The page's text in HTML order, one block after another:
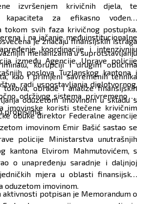
izvršenjem krivičnih djela, te
kapaciteta za efikasno vođenje
tokom svih faza krivičnog postupka.
je značaju finansijskih istraga
mehanizama u suprotstavljanju
korupciji i drugim oblicima
kao i primjeni savremenih tehnika
tokova, obrade i analize finansijskih
oduzetom imovinom u skladu s
propisima.
i na jačanje međuinstitucionalne
koordinacije i intenzivniju
između Agencije, Uprave policije
poslova Tuzlanskog kantona i
radi uspostavljanja djelotvornog,
održivog sistema privremenog i
imovinske koristi stečene krivičnim
obuke direktor Federalne agencije
imovinom Emir Bašić sastao se
policije Ministarstva unutrašnjih
kantona Elvirom Mahmutovićem, s
o unapređenju saradnje i daljnjoj
mjera u oblasti finansijskih
oduzetom imovinom.
aktivnosti potpisan je Memorandum o